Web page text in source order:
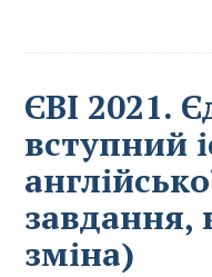
ЄВІ 2021.
вступний
завдання,
зміна)